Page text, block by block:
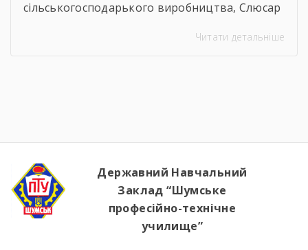
сільськогосподарького виробництва, Слюсар
устаткування, водій автотранспортних
Читати детальніше
Державний Навчальний
Заклад “Шумське
професійно-технічне
училище”